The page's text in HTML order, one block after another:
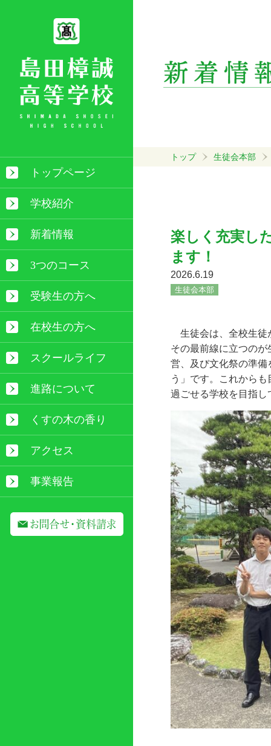
トップページ
学校紹介
新着情報
3つのコース
受験生の方へ
在校生の方へ
スクールライフ
進路について
くすの木の香り
アクセス
事業報告
トップ 生徒会本部
楽しく充実し
ます！
2026.6.19
生徒会本部
生徒会は、全校生徒
その最前線に立つの
営、及び文化祭の準
う」です。これから
過ごせる学校を目指